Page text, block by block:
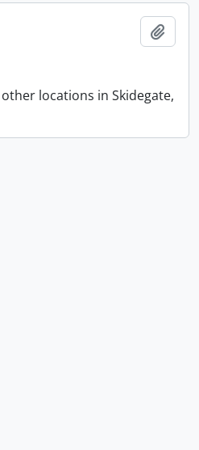
locations in Skidegate,